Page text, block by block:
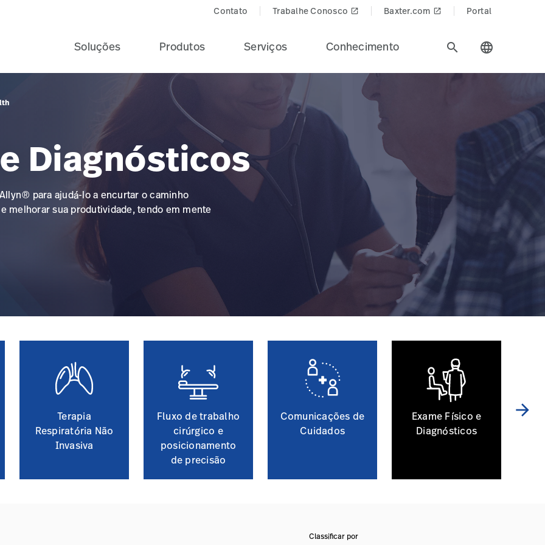
Contato Trabalhe Conosco launch Baxter.com launch Portal
Soluções Produtos Serviços Conhecimento search language
Diagnósticos
para ajudá-lo a encurtar o caminho
melhorar sua produtividade, tendo em mente
Terapia
Respiratória Não
Invasiva
Fluxo de trabalho
cirúrgico e
posicionamento
de precisão
Comunicações de
Cuidados
Exame Físico e
Diagnósticos
arrow_forward
Classificar por